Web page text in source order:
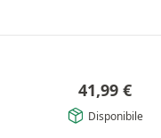
41,99 €
Disponibile